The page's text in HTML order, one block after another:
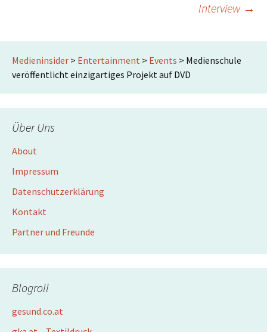
Interview →
Medieninsider > Entertainment > Events > Medienschule
veröffentlicht einzigartiges Projekt auf DVD
Über Uns
About
Impressum
Datenschutzerklärung
Kontakt
Partner und Freunde
Blogroll
gesund.co.at